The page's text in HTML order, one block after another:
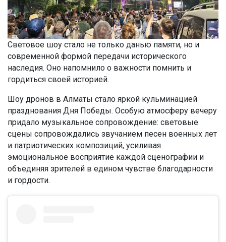
Световое шоу стало не только данью памяти, но и
современной формой передачи исторического
наследия. Оно напомнило о важности помнить и
гордиться своей историей.
Шоу дронов в Алматы стало яркой кульминацией
празднования Дня Победы. Особую атмосферу вечеру
придало музыкальное сопровождение: световые
сцены сопровождались звучанием песен военных лет
и патриотических композиций, усиливая
эмоциональное восприятие каждой сценографии и
объединяя зрителей в едином чувстве благодарности
и гордости.